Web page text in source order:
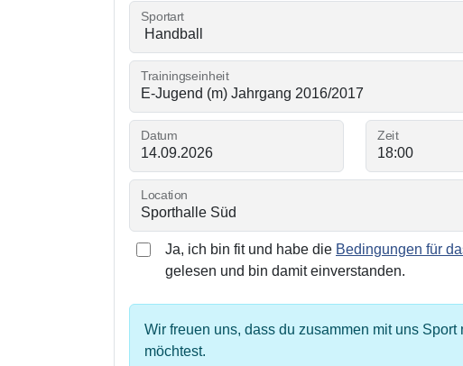
Sportart
Trainingseinheit
Datum Zeit
Location
Ja, ich bin fit und habe die Bedingungen für
gelesen und bin damit einverstanden.
Wir freuen uns, dass du zusammen mit uns Sport
möchtest.